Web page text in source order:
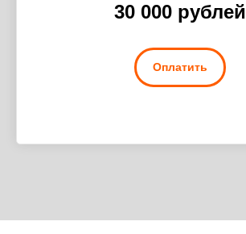
30 000 рублей
Оплатить